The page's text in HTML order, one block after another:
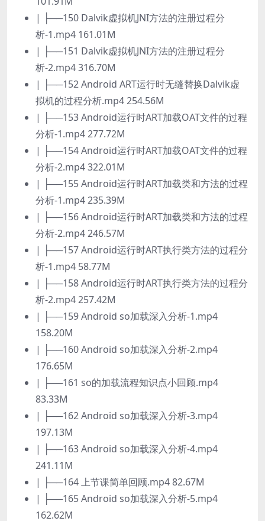
| ├──150 Dalvik虚拟机JNI方法的注册过程分
析-1.mp4 161.01M
| ├──151 Dalvik虚拟机JNI方法的注册过程分
析-2.mp4 316.70M
| ├──152 Android ART运行时无缝替换Dalvik虚
拟机的过程分析.mp4 254.56M
| ├──153 Android运行时ART加载OAT文件的过程
分析-1.mp4 277.72M
| ├──154 Android运行时ART加载OAT文件的过程
分析-2.mp4 322.01M
| ├──155 Android运行时ART加载类和方法的过程
分析-1.mp4 235.39M
| ├──156 Android运行时ART加载类和方法的过程
分析-2.mp4 246.57M
| ├──157 Android运行时ART执行类方法的过程分
析-1.mp4 58.77M
| ├──158 Android运行时ART执行类方法的过程分
析-2.mp4 257.42M
| ├──159 Android so加载深入分析-1.mp4
158.20M
| ├──160 Android so加载深入分析-2.mp4
176.65M
| ├──161 so的加载流程知识点小回顾.mp4
83.33M
| ├──162 Android so加载深入分析-3.mp4
197.13M
| ├──163 Android so加载深入分析-4.mp4
241.11M
| ├──164 上节课简单回顾.mp4 82.67M
| ├──165 Android so加载深入分析-5.mp4
162.62M